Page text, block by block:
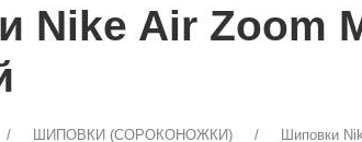
Nike Air Zoom
ШИПОВКИ (СОРОКОНОЖКИ) Шиповки